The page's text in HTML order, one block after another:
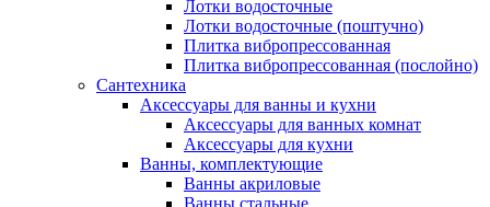
Лотки водосточные
Лотки водосточные (поштучно)
Плитка вибропрессованная
Плитка вибропрессованная (послойно)
Сантехника
Аксессуары для ванны и кухни
Аксессуары для ванных комнат
Аксессуары для кухни
Ванны, комплектующие
Ванны акриловые
Ванны стальные